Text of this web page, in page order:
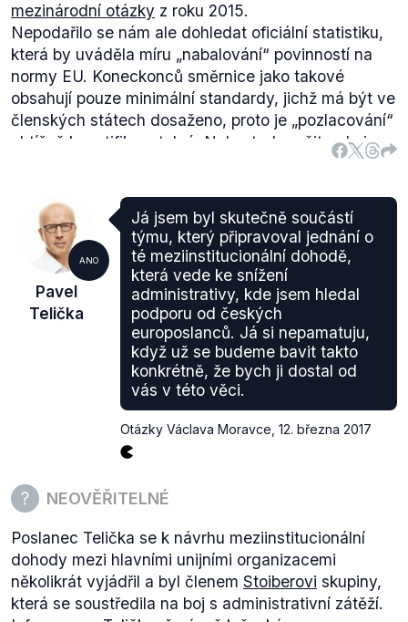
mezinárodní otázky z roku 2015.
Nepodařilo se nám ale dohledat oficiální statistiku,
která by uváděla míru „nabalování“ povinností na
normy EU. Koneckonců směrnice jako takové
obsahují pouze minimální standardy, jichž má být ve
členských státech dosaženo, proto je „pozlacování“
obtížně kvantifikovatelné. Nelze tedy určit, zda je
ANO
Pavel
Telička
Já jsem byl skutečně součástí
týmu, který připravoval jednání o
té meziinstitucionální dohodě,
která vede ke snížení
administrativy, kde jsem hledal
podporu od českých
europoslanců. Já si nepamatuju,
když už se budeme bavit takto
konkrétně, že bych ji dostal od
vás v této věci.
Otázky Václava Moravce 12. března 2017
NEOVĚŘITELNÉ
Poslanec Telička se k návrhu meziinstitucionální
dohody mezi hlavními unijními organizacemi
několikrát vyjádřil a byl členem Stoiberovi skupiny,
která se soustředila na boj s administrativní zátěží.